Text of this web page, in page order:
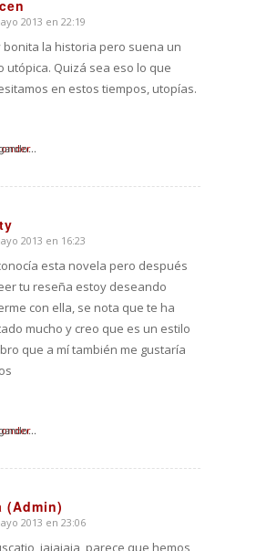
2013 en 22:19
bonita la historia pero suena un
utópica. Quizá sea eso lo que
en estos tiempos, utopías.
2013 en 16:23
esta novela pero después
tu reseña estoy deseando
con ella, se nota que te ha
mucho y creo que es un estilo
que a mí también me gustaría
(Admin)
2013 en 23:06
jajajaja, parece que hemos